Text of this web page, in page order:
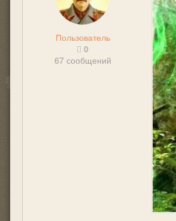
Пользователь
0
67 сообщений